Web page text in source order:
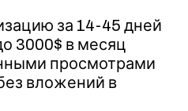
за 14-45 дней
3000$ в месяц
просмотрами
вложений в